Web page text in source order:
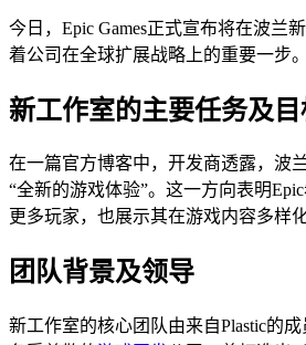
今日，Epic Games正式宣布将在波兰
着公司在全球扩展战略上的重要一步。
新工作室的主要任务及目
在一篇官方博客中，开发商透露，波
“全新的游戏体验”。这一方向表明
更多玩家，也展示其在游戏内容多样
团队背景及领导
新工作室的核心团队由来自Plastic的